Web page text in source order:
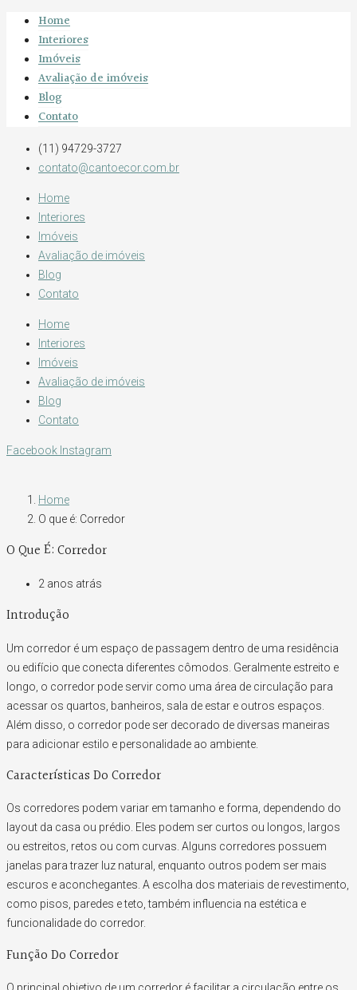
Home
Interiores
Imóveis
Avaliação de imóveis
Blog
Contato
(11) 94729-3727
contato@cantoecor.com.br
Home
Interiores
Imóveis
Avaliação de imóveis
Blog
Contato
Home
Interiores
Imóveis
Avaliação de imóveis
Blog
Contato
Facebook Instagram
Home
O que é: Corredor
O Que É: Corredor
2 anos atrás
Introdução
Um corredor é um espaço de passagem dentro de uma residência
ou edifício que conecta diferentes cômodos. Geralmente estreito e
longo, o corredor pode servir como uma área de circulação para
acessar os quartos, banheiros, sala de estar e outros espaços.
Além disso, o corredor pode ser decorado de diversas maneiras
para adicionar estilo e personalidade ao ambiente.
Características Do Corredor
Os corredores podem variar em tamanho e forma, dependendo do
layout da casa ou prédio. Eles podem ser curtos ou longos, largos
ou estreitos, retos ou com curvas. Alguns corredores possuem
janelas para trazer luz natural, enquanto outros podem ser mais
escuros e aconchegantes. A escolha dos materiais de revestimento,
como pisos, paredes e teto, também influencia na estética e
funcionalidade do corredor.
Função Do Corredor